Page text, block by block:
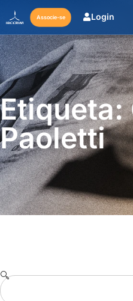
Associe-se Login
Etiqueta:
Paoletti